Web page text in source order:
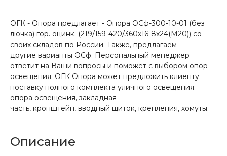
ОГК - Опора предлагает - Опора ОСф-300-10-01 (без
лючка) гор. оцинк. (219/159-420/360х16-8х24(М20)) со
своих складов по России. Также, предлагаем
другие варианты ОСф. Персональный менеджер
ответит на Ваши вопросы и поможет с выбором опор
освещения. ОГК Опора может предложить клиенту
поставку полного комплекта уличного освещения:
опора освещения, закладная
часть, кронштейн, вводный щиток, крепления, хомуты.
Описание